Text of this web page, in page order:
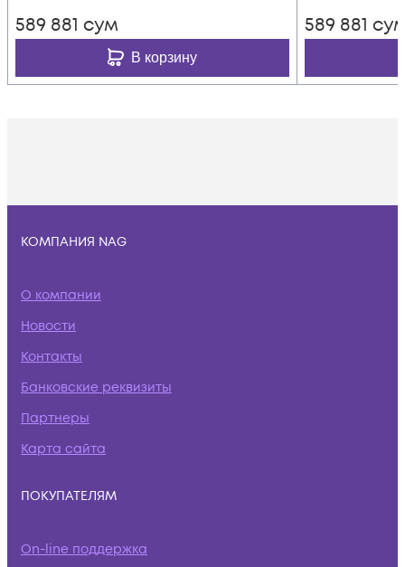
589 881 сум
В корзину
589 881
КОМПАНИЯ NAG
О компании
Новости
Контакты
Банковские реквизиты
Партнеры
Карта сайта
ПОКУПАТЕЛЯМ
On-line поддержка